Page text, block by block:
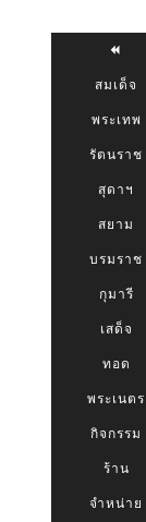
สมเด็จ
พระเทพ
รัตนราช
สุดาฯ
สยาม
บรมราช
กุมารี
เสด็จ
ทอด
พระเนตร
กิจกรรม
ร้าน
จำหน่าย